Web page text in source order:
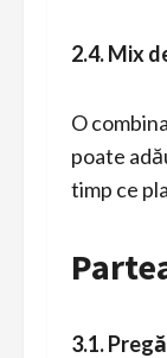
2.4. Mix
O
poate
timp ce
3.1.